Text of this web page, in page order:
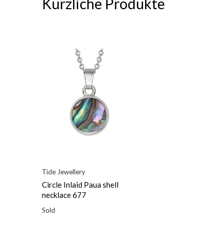
Kürzliche Produkte
Tide Jewellery
Circle Inlaid Paua shell
necklace 677
Sold